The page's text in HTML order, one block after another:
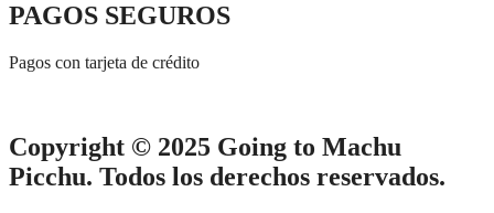
PAGOS SEGUROS
Pagos con tarjeta de crédito
Copyright © 2025 Going to Machu
Picchu. Todos los derechos reservados.